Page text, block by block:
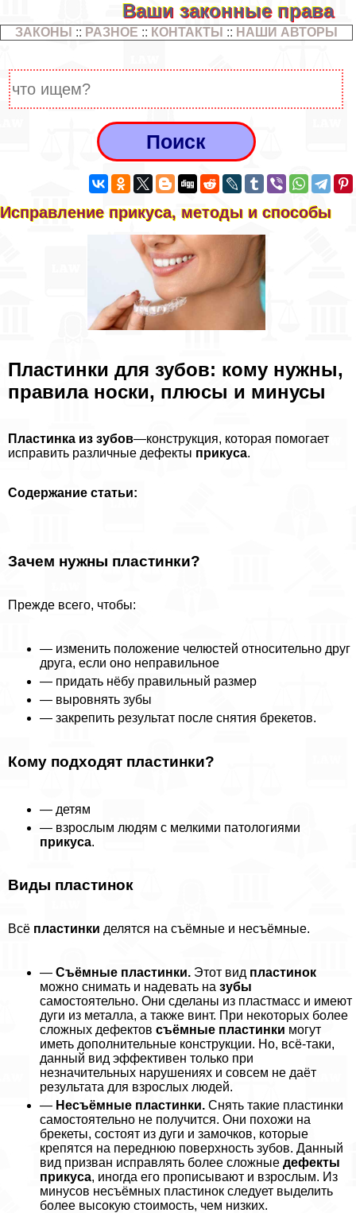
Ваши законные права
ЗАКОНЫ :: РАЗНОЕ :: КОНТАКТЫ :: НАШИ АВТОРЫ
Исправление прикуса, методы и способы
Пластинки для зубов: кому нужны,
правила носки, плюсы и минусы
Пластинка из зубов—конструкция, которая помогает
исправить различные дефекты прикуса.
Содержание статьи:
Зачем нужны пластинки?
Прежде всего, чтобы:
— изменить положение челюстей относительно друг
друга, если оно неправильное
— придать нёбу правильный размер
— выровнять зубы
— закрепить результат после снятия брекетов.
Кому подходят пластинки?
— детям
— взрослым людям с мелкими патологиями
прикуса.
Виды пластинок
Всё пластинки делятся на съёмные и несъёмные.
— Съёмные пластинки. Этот вид пластинок
можно снимать и надевать на зубы
самостоятельно. Они сделаны из пластмасс и имеют
дуги из металла, а также винт. При некоторых более
сложных дефектов съёмные пластинки могут
иметь дополнительные конструкции. Но, всё-таки,
данный вид эффективен только при
незначительных нарушениях и совсем не даёт
результата для взрослых людей.
— Несъёмные пластинки. Снять такие пластинки
самостоятельно не получится. Они похожи на
брекеты, состоят из дуги и замочков, которые
крепятся на переднюю поверхность зубов. Данный
вид призван исправлять более сложные дефекты
прикуса, иногда его прописывают и взрослым. Из
минусов несъёмных пластинок следует выделить
более высокую стоимость, чем низких.